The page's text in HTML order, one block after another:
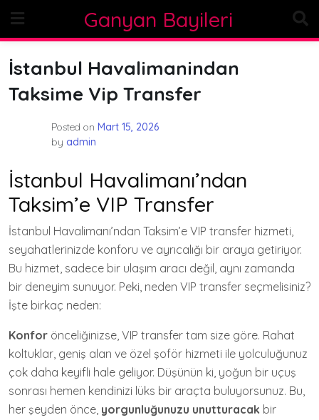
content
Ganyan Bayileri
İstanbul Havalimanindan
Taksime Vip Transfer
Posted on Mart 15, 2026
by admin
İstanbul Havalimanı’ndan
Taksim’e VIP Transfer
İstanbul Havalimanı’ndan Taksim’e VIP transfer hizmeti,
seyahatlerinizde konforu ve ayrıcalığı bir araya getiriyor.
Bu hizmet, sadece bir ulaşım aracı değil, aynı zamanda
bir deneyim sunuyor. Peki, neden VIP transfer seçmelisiniz?
İşte birkaç neden:
Konfor önceliğinizse, VIP transfer tam size göre. Rahat
koltuklar, geniş alan ve özel şoför hizmeti ile yolculuğunuz
çok daha keyifli hale geliyor. Düşünün ki, yoğun bir uçuş
sonrası hemen kendinizi lüks bir araçta buluyorsunuz. Bu,
her şeyden önce, yorgunluğunuzu unutturacak bir